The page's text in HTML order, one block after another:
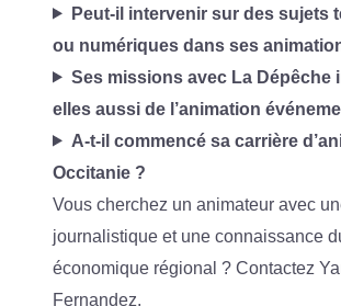
Peut-il intervenir sur des sujets
ou numériques dans ses
Ses missions avec La Dépêche
elles aussi de l’animation
A-t-il commencé sa carrière
Occitanie ?
Vous cherchez un animateur avec
journalistique et une connaissance
économique régional ? Contactez
Fernandez.